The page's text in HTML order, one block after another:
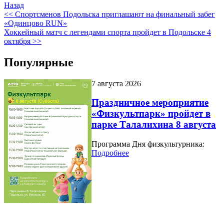
Назад
<< Спортсменов Подольска приглашают на финальный забег
«Одинцово RUN»
Хоккейный матч с легендами спорта пройдет в Подольске 4
октября >>
Популярные
7 августа 2026
Праздничное мероприятие
«Физкультпарк» пройдет в
парке Талалихина 8 августа
Программа Дня физкультурника:
Подробнее